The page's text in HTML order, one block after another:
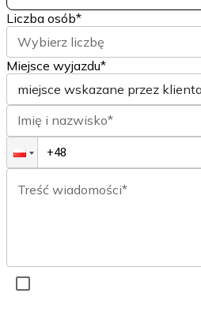
Liczba osób*
Wybierz liczbę
Miejsce wyjazdu*
miejsce wskazane przez
Imię i nazwisko*
Treść wiadomości*